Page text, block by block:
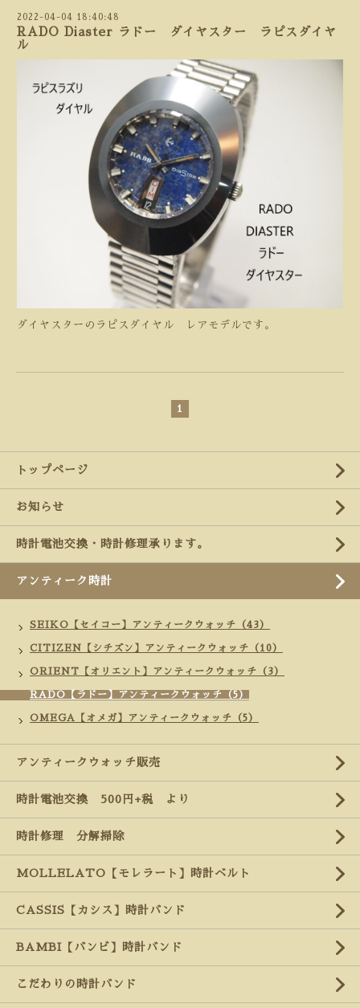
2022-04-04 18:40:48
RADO Diaster ラドー ダイヤスター ラピスダイヤ
ル
ダイヤスターのラピスダイヤル レアモデルです。
1
トップページ
お知らせ
時計電池交換・時計修理承ります。
アンティーク時計
SEIKO【セイコー】アンティークウォッチ（43）
CITIZEN【シチズン】アンティークウォッチ（10）
ORIENT【オリエント】アンティークウォッチ（3）
RADO【ラドー】アンティークウォッチ（5）
OMEGA【オメガ】アンティークウォッチ（5）
アンティークウォッチ販売
時計電池交換 500円+税 より
時計修理 分解掃除
MOLLELATO【モレラート】時計ベルト
CASSIS【カシス】時計バンド
BAMBI【バンビ】時計バンド
こだわりの時計バンド